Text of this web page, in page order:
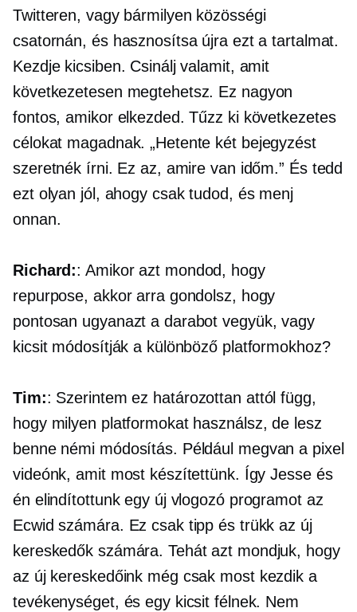
Twitteren, vagy bármilyen közösségi
csatornán, és hasznosítsa újra ezt a tartalmat.
Kezdje kicsiben. Csinálj valamit, amit
következetesen megtehetsz. Ez nagyon
fontos, amikor elkezded. Tűzz ki következetes
célokat magadnak. „Hetente két bejegyzést
szeretnék írni. Ez az, amire van időm.” És tedd
ezt olyan jól, ahogy csak tudod, és menj
onnan.
Richard:: Amikor azt mondod, hogy
repurpose, akkor arra gondolsz, hogy
pontosan ugyanazt a darabot vegyük, vagy
kicsit módosítják a különböző platformokhoz?
Tim:: Szerintem ez határozottan attól függ,
hogy milyen platformokat használsz, de lesz
benne némi módosítás. Például megvan a pixel
videónk, amit most készítettünk. Így Jesse és
én elindítottunk egy új vlogozó programot az
Ecwid számára. Ez csak tipp és trükk az új
kereskedők számára. Tehát azt mondjuk, hogy
az új kereskedőink még csak most kezdik a
tevékenységet, és egy kicsit félnek. Nem